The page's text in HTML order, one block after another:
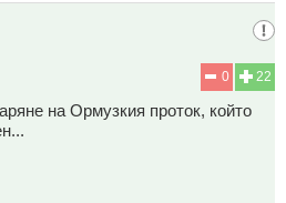
22
0
на Ормузкия проток, който